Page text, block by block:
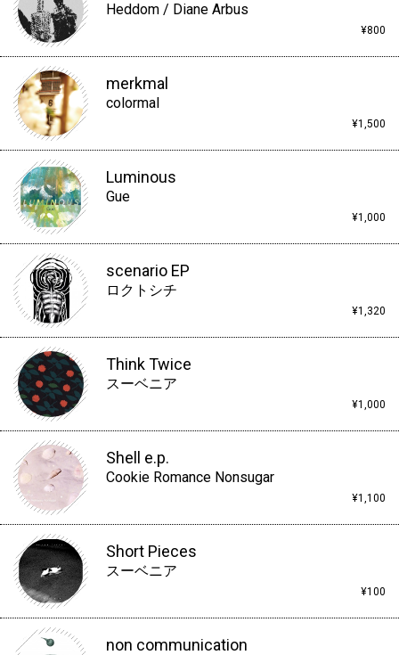
Heddom / Diane Arbus
¥800
merkmal
colormal
¥1,500
Luminous
Gue
¥1,000
scenario EP
ロクトシチ
¥1,320
Think Twice
スーベニア
¥1,000
Shell e.p.
Cookie Romance Nonsugar
¥1,100
Short Pieces
スーベニア
¥100
non communication